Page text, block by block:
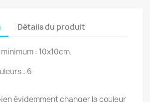
Détails du produit
: 10x10cm.
: 6
évidemment changer la couleur